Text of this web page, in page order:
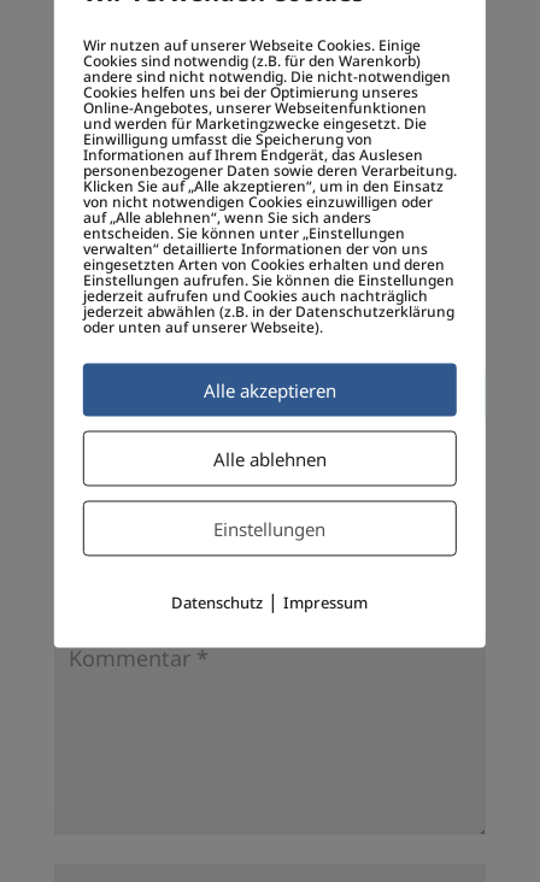
werden. Diese Lücke schließt sich nicht
mit besseren Apps, sondern damit, dass
wir uns wieder gegenseitig brauchen
und das auch zulassen. Wenn
http://www.OneFamily.unodabei ein
kleines Stück Werkzeug sein kann, freue
ich mich. Aber der eigentliche Wandel
passiert zwischen Menschen, nicht in
Software. Schön, dass du das so klar
Kommentar absenden
Deine E-Mail-Adresse wird nicht veröffentlicht.
Erforderliche Felder sind mit*markiert
Wir nutzen auf unserer Webseite Cookies. Einige
Cookies sind notwendig (z.B. für den Warenkorb)
andere sind nicht notwendig. Die nicht-notwendigen
Cookies helfen uns bei der Optimierung unseres
Online-Angebotes, unserer Webseitenfunktionen
und werden für Marketingzwecke eingesetzt. Die
Einwilligung umfasst die Speicherung von
Informationen auf Ihrem Endgerät, das Auslesen
personenbezogener Daten sowie deren Verarbeitung.
Klicken Sie auf „Alle akzeptieren“, um in den Einsatz
von nicht notwendigen Cookies einzuwilligen oder
auf „Alle ablehnen“, wenn Sie sich anders
entscheiden. Sie können unter „Einstellungen
verwalten“ detaillierte Informationen der von uns
eingesetzten Arten von Cookies erhalten und deren
Einstellungen aufrufen. Sie können die Einstellungen
jederzeit aufrufen und Cookies auch nachträglich
jederzeit abwählen (z.B. in der Datenschutzerklärung
oder unten auf unserer Webseite).
Alle akzeptieren
Alle ablehnen
Einstellungen
Datenschutz |Impressum